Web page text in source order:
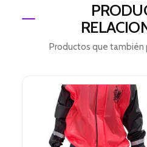
Productos que